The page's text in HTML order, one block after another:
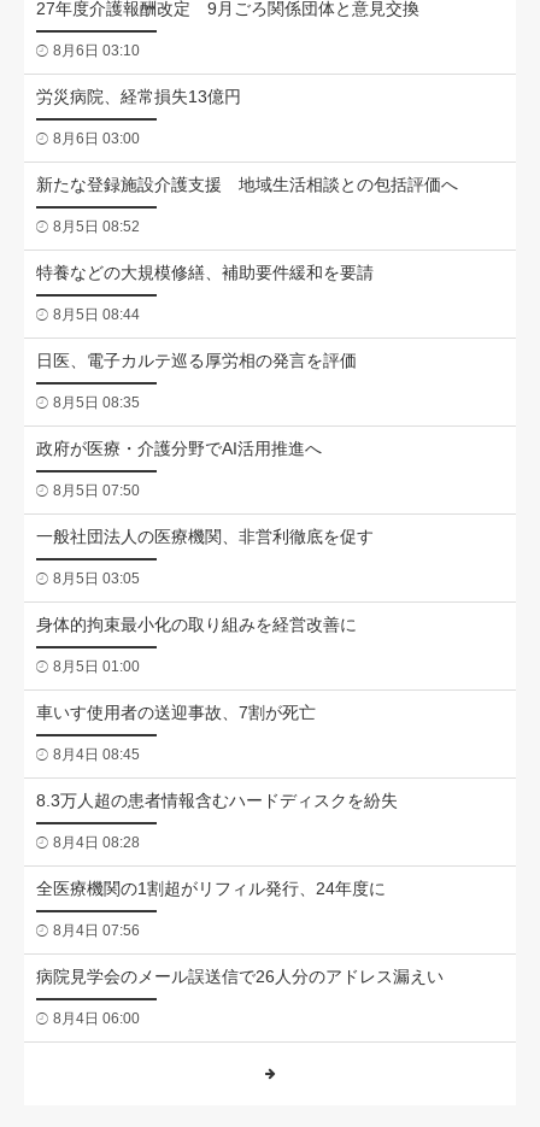
27年度介護報酬改定 9月ごろ関係団体と意見交換
8月6日 03:10
労災病院、経常損失13億円
8月6日 03:00
新たな登録施設介護支援 地域生活相談との包括評価へ
8月5日 08:52
特養などの大規模修繕、補助要件緩和を要請
8月5日 08:44
日医、電子カルテ巡る厚労相の発言を評価
8月5日 08:35
政府が医療・介護分野でAI活用推進へ
8月5日 07:50
一般社団法人の医療機関、非営利徹底を促す
8月5日 03:05
身体的拘束最小化の取り組みを経営改善に
8月5日 01:00
車いす使用者の送迎事故、7割が死亡
8月4日 08:45
8.3万人超の患者情報含むハードディスクを紛失
8月4日 08:28
全医療機関の1割超がリフィル発行、24年度に
8月4日 07:56
病院見学会のメール誤送信で26人分のアドレス漏えい
8月4日 06:00